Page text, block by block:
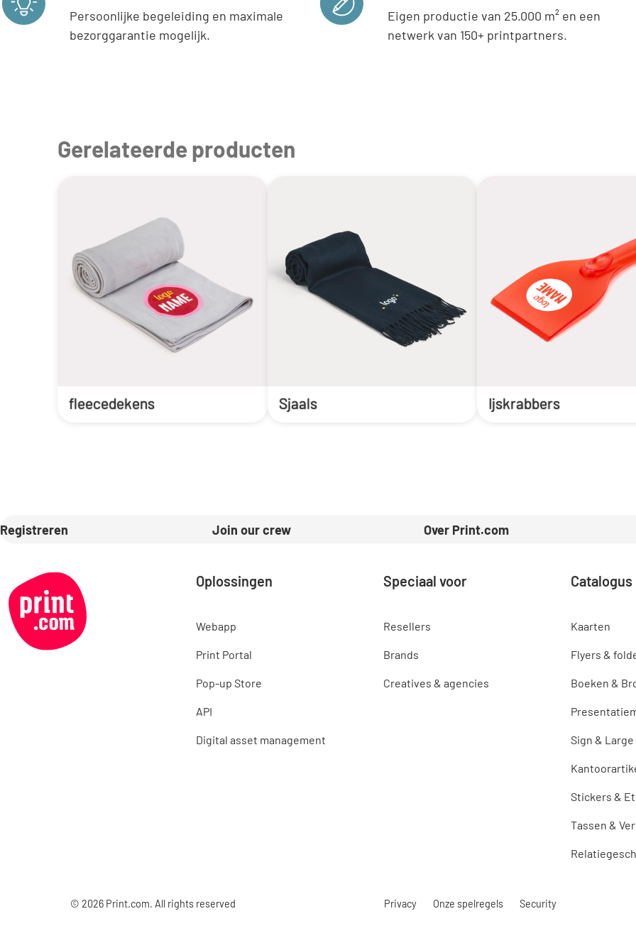
Persoonlijke begeleiding en maximale
bezorggarantie mogelijk.
Eigen productie van 25.000 m² en een
netwerk van 150+ printpartners.
Gerelateerde producten
fleecedekens Sjaals Ijskrabbers
Registreren Join our crew Over Print.com
Oplossingen
Webapp
Print Portal
Pop-up Store
API
Digital asset management
Speciaal voor
Resellers
Brands
Creatives & agencies
Catalogus
Kaarten
Flyers &
Boeken &
Sign &
Stickers &
Tassen &
© 2026 Print.com. All rights reserved Privacy Onze spelregels Security